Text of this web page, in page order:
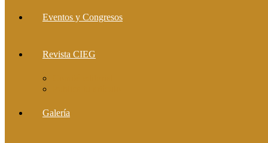
Eventos y Congresos
Revista CIEG
Galería